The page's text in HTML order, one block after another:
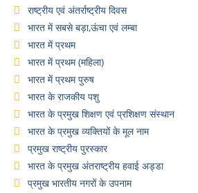
राष्ट्रीय एवं अंतर्राष्ट्रीय दिवस
भारत में सबसे बड़ा,ऊंचा एवं लम्बा
भारत में प्रथम
भारत में प्रथम (महिला)
भारत में प्रथम पुरुष
भारत के राजकीय पशु
भारत के प्रमुख शिक्षण एवं प्रशिक्षण संस्थान
भारत के प्रमुख व्यक्तियों के मूल नाम
प्रमुख राष्ट्रीय पुरस्कार
भारत के प्रमुख अंतराष्ट्रीय हवाई अड्डा
प्रमुख भारतीय नगरों के उपनाम